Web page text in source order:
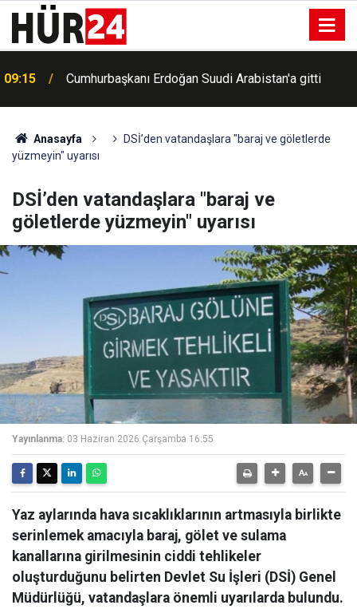
09:15 Cumhurbaşkanı Erdoğan Suudi Arabistan'a gitti
Anasayfa
DSİ’den vatandaşlara "baraj ve göletlerde
yüzmeyin" uyarısı
DSİ’den vatandaşlara "baraj ve
göletlerde yüzmeyin" uyarısı
Yayınlanma: 03 Haziran 2026 Çarşamba 16:55
Yaz aylarında hava sıcaklıklarının artmasıyla birlikte
serinlemek amacıyla baraj, gölet ve sulama
kanallarına girilmesinin ciddi tehlikeler
oluşturduğunu belirten Devlet Su İşleri (DSİ) Genel
Müdürlüğü, vatandaşlara önemli uyarılarda bulundu.